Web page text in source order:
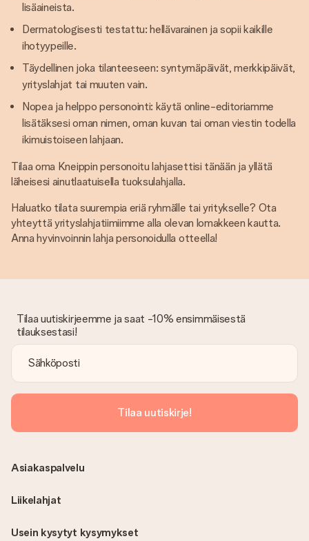
lisäaineista.
Dermatologisesti testattu: hellävarainen ja sopii kaikille
ihotyypeille.
Täydellinen joka tilanteeseen: syntymäpäivät, merkkipäivät,
yrityslahjat tai muuten vain.
Nopea ja helppo personointi: käytä online-editoriamme
lisätäksesi oman nimen, oman kuvan tai oman viestin todella
ikimuistoiseen lahjaan.
Tilaa oma Kneippin personoitu lahjasettisi tänään ja yllätä
läheisesi ainutlaatuisella tuoksulahjalla.
Haluatko tilata suurempia eriä ryhmälle tai yritykselle? Ota
yhteyttä yrityslahjatiimiimme alla olevan lomakkeen kautta.
Anna hyvinvoinnin lahja personoidulla otteella!
Tilaa uutiskirjeemme ja saat -10% ensimmäisestä
tilauksestasi!
Tilaa uutiskirje!
Usein kysytyt kysymykset
Asiakaspalvelu
Liikelahjat